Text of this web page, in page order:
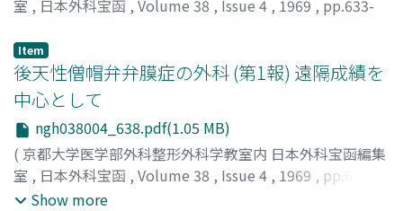
室 , 日本外科宝函 , Volume 38 , Issue 4 , 1969 , pp.633-
高見, 武夫
Item
後天性僧帽弁弁膜症の外科 (第1報) 遠隔成績を
中心として
ngh038004_638.pdf(1.05 MB)
( 京都大学医学部外科整形外科学教室内 日本外科宝函編集
室 , 日本外科宝函 , Volume 38 , Issue 4 , 1969 , pp.638-
645)
Show more